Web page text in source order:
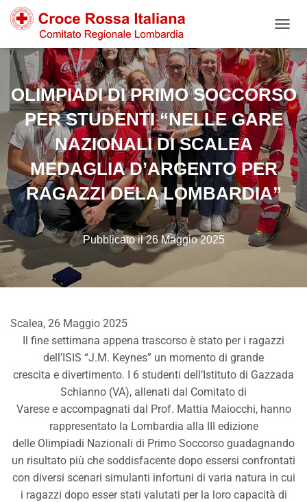
OLIMPIADI DI PRIMO SOCCORSO
PER STUDENTI “NELLE GARE
NAZIONALI DI SCALEA
MEDAGLIA D’ARGENTO PER
RAGAZZI DELA LOMBARDIA”
26 Maggio 2025
Scalea, 26 Maggio 2025
Il fine settimana appena trascorso è stato per i ragazzi
dell’ISIS “J.M. Keynes” un momento di grande
crescita e divertimento. I 6 studenti dell’Istituto di Gazzada
Schianno (VA), allenati dal Comitato di
Varese e accompagnati dal Prof. Mattia Maiocchi, hanno
rappresentato la Lombardia alla III edizione
delle Olimpiadi Nazionali di Primo Soccorso guadagnando
un risultato più che soddisfacente dopo essersi confrontati
con diversi scenari simulanti infortuni di varia natura in cui
i ragazzi dopo esser stati valutati per la loro capacità di